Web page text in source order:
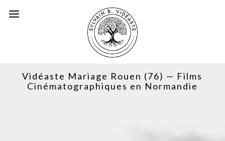
Vidéaste Mariage Rouen (76) — Films
Cinématographiques en Normandie